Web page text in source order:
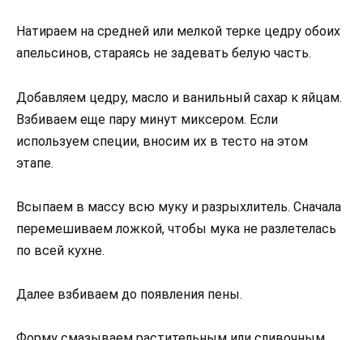
Натираем на средней или мелкой терке цедру обоих
апельсинов, стараясь не задевать белую часть.
Добавляем цедру, масло и ванильный сахар к яйцам.
Взбиваем еще пару минут миксером. Если
используем специи, вносим их в тесто на этом
этапе.
Всыпаем в массу всю муку и разрыхлитель. Сначала
перемешиваем ложкой, чтобы мука не разлетелась
по всей кухне.
Далее взбиваем до появления пены.